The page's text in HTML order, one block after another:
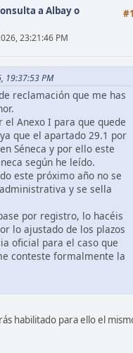
a Albay o
23:21:46 PM
19:37:53 PM
reclamación que me has
Anexo I para que quede
que el apartado 29.1 por
Séneca y por ello este
según he leído.
este próximo año no se
y se sella
por registro, lo hacéis
lo ajustado de los plazos
oficial para el caso que
conteste formalmente la
habilitado para ello el